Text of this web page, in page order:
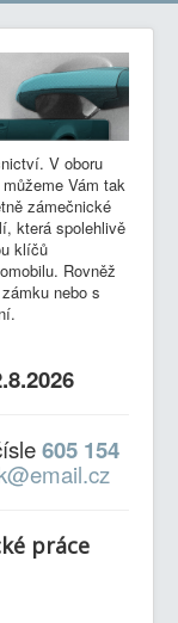
V oboru
Vám tak
zámečnické
která spolehlivě
klíčů
Rovněž
nebo s
605 154
práce